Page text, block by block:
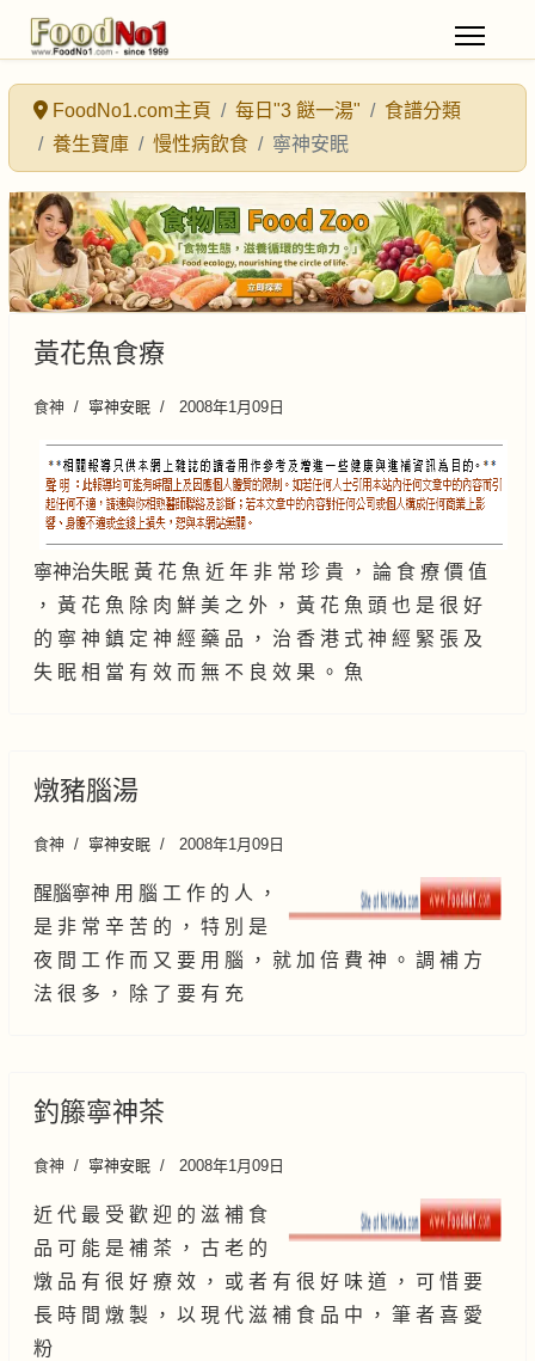
FoodNo1.com主頁 每日"3 餸一湯"
食譜分類
養生寶庫
慢性病飲食 寧神安眠
黃花魚食療
食神 寧神安眠 2008年1月09日
寧神治失眠 黃 花 魚 近 年 非 常 珍 貴 ， 論 食 療 價 值
， 黃 花 魚 除 肉 鮮 美 之 外 ， 黃 花 魚 頭 也 是 很 好
的 寧 神 鎮 定 神 經 藥 品 ， 治 香 港 式 神 經 緊 張 及
失 眠 相 當 有 效 而 無 不 良 效 果 。 魚
燉豬腦湯
食神 寧神安眠 2008年1月09日
醒腦寧神 用 腦 工 作 的 人 ，
是 非 常 辛 苦 的 ， 特 別 是
夜 間 工 作 而 又 要 用 腦 ， 就 加 倍 費 神 。 調 補 方
法 很 多 ， 除 了 要 有 充
釣籐寧神茶
食神 寧神安眠 2008年1月09日
近 代 最 受 歡 迎 的 滋 補 食
品 可 能 是 補 茶 ， 古 老 的
燉 品 有 很 好 療 效 ， 或 者 有 很 好 味 道 ， 可 惜 要
長 時 間 燉 製 ， 以 現 代 滋 補 食 品 中 ， 筆 者 喜 愛
粉